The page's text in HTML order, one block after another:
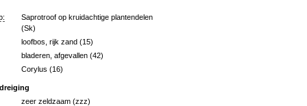
Saprotroof op kruidachtige plantendelen
(Sk)
loofbos, rijk zand (15)
bladeren, afgevallen (42)
Corylus (16)
zeer zeldzaam (zzz)